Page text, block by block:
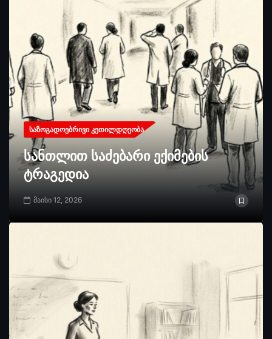
ᲡᲐᲖᲝᲒᲐᲓᲝᲔᲑᲠᲘᲕᲘ ᲙᲔᲗᲘᲚᲓᲦᲔᲝᲑᲐ
სანთლით საძებარი ექიმების
ტრაგედია
მაისი 12, 2026